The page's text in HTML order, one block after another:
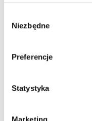
zgody
Niezbędne
Preferencje
Statystyka
Używaj schodów tylko
podłożu. Zabezpiecz
Zachowaj ostrożność
Ryzyko urazów: